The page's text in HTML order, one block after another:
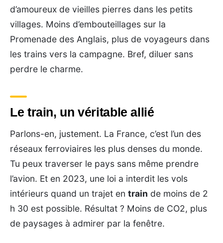
d’amoureux de vieilles pierres dans les petits
villages. Moins d’embouteillages sur la
Promenade des Anglais, plus de voyageurs dans
les trains vers la campagne. Bref, diluer sans
perdre le charme.
Le train, un véritable allié
Parlons-en, justement. La France, c’est l’un des
réseaux ferroviaires les plus denses du monde.
Tu peux traverser le pays sans même prendre
l’avion. Et en 2023, une loi a interdit les vols
intérieurs quand un trajet en train de moins de 2
h 30 est possible. Résultat ? Moins de CO2, plus
de paysages à admirer par la fenêtre.